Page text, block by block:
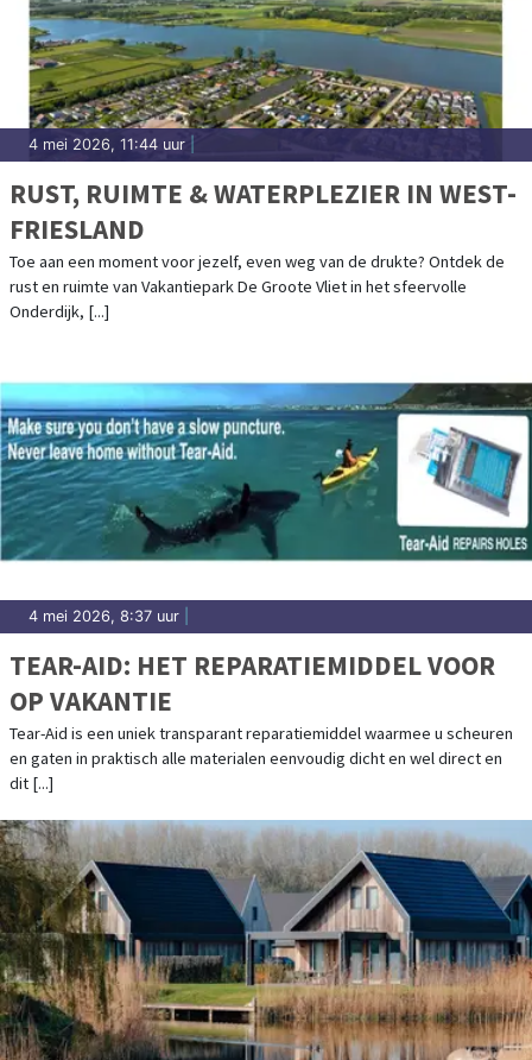
4 mei 2026, 11:44 uur
RUST, RUIMTE & WATERPLEZIER IN WEST-
FRIESLAND
Toe aan een moment voor jezelf, even weg van de drukte? Ontdek de
rust en ruimte van Vakantiepark De Groote Vliet in het sfeervolle
Onderdijk, [...]
4 mei 2026, 8:37 uur
TEAR-AID: HET REPARATIEMIDDEL VOOR
OP VAKANTIE
Tear-Aid is een uniek transparant reparatiemiddel waarmee u scheuren
en gaten in praktisch alle materialen eenvoudig dicht en wel direct en
dit [...]